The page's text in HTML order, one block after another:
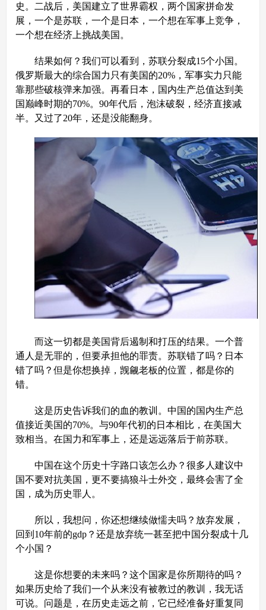
史。二战后，美国建立了世界霸权，两个国家拼命发
展，一个是苏联，一个是日本，一个想在军事上竞争，
一个想在经济上挑战美国。
结果如何？我们可以看到，苏联分裂成15个小国。
俄罗斯最大的综合国力只有美国的20%，军事实力只能
靠那些破核弹来加强。再看日本，国内生产总值达到美
国巅峰时期的70%。90年代后，泡沫破裂，经济直接减
半。又过了20年，还是没能翻身。
而这一切都是美国背后遏制和打压的结果。一个普
通人是无罪的，但要承担他的罪责。苏联错了吗？日本
错了吗？但是你想换掉，觊觎老板的位置，都是你的
错。
这是历史告诉我们的血的教训。中国的国内生产总
值接近美国的70%。与90年代初的日本相比，在美国大
致相当。在国力和军事上，还是远远落后于前苏联。
中国在这个历史十字路口该怎么办？很多人建议中
国不要对抗美国，更不要搞狼斗士外交，最终会害了全
国，成为历史罪人。
所以，我想问，你还想继续做懦夫吗？放弃发展，
回到10年前的gdp？还是放弃统一甚至把中国分裂成十几
个小国？
这是你想要的未来吗？这个国家是你所期待的吗？
如果历史给了我们一个从来没有被教过的教训，我无话
可说。问题是，在历史走远之前，它已经准备好重复同